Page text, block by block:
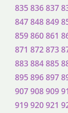
835836837
847848849
859860861
871 872873
883884885
895896897
907908909
919920921